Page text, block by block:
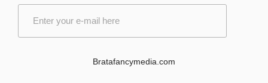
Bratafancymedia.com